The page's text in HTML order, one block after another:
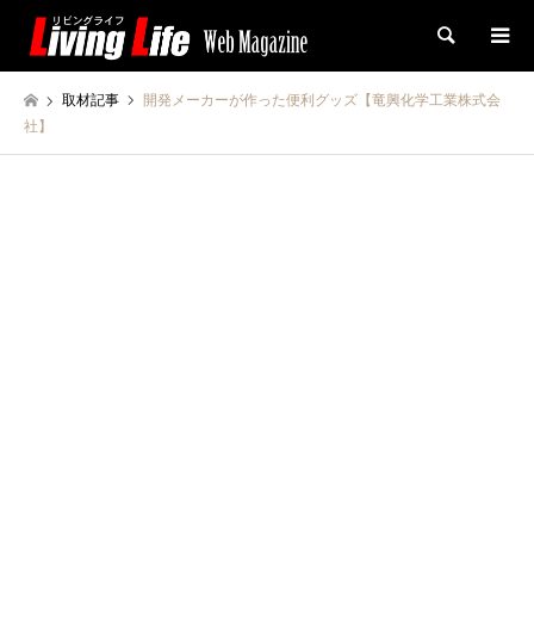
検索
取材記事
開発メーカーが作った便利グッズ【竜興化学工業株式会
社】